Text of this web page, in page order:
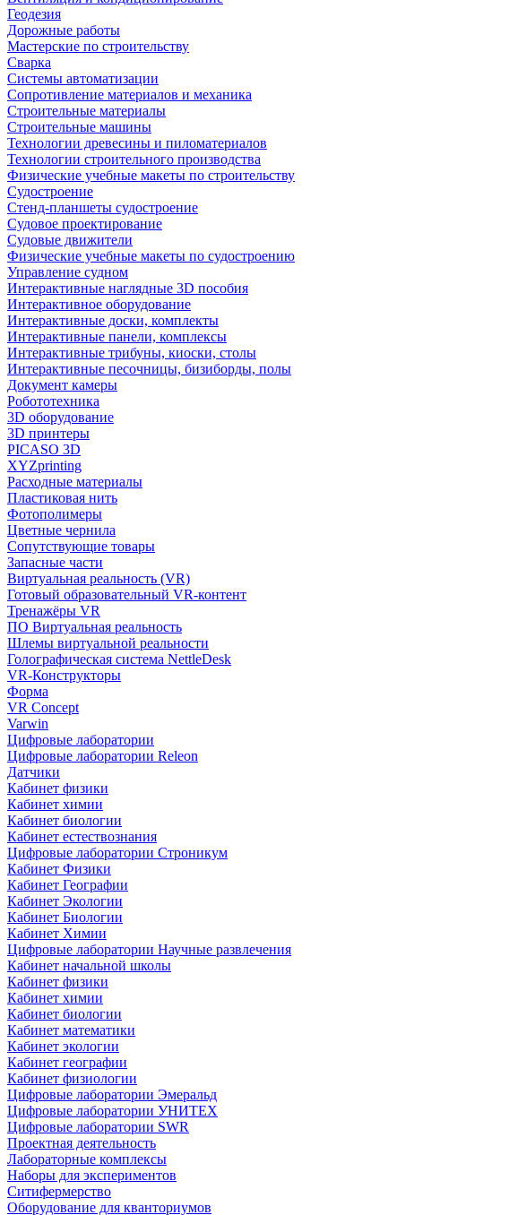
Геодезия
Дорожные работы
Мастерские по строительству
Сварка
Системы автоматизации
Сопротивление материалов и механика
Строительные материалы
Строительные машины
Технологии древесины и пиломатериалов
Технологии строительного производства
Физические учебные макеты по строительству
Судостроение
Стенд-планшеты судостроение
Судовое проектирование
Судовые движители
Физические учебные макеты по судостроению
Управление судном
Интерактивные наглядные 3D пособия
Интерактивное оборудование
Интерактивные доски, комплекты
Интерактивные панели, комплексы
Интерактивные трибуны, киоски, столы
Интерактивные песочницы, бизиборды, полы
Документ камеры
Робототехника
3D оборудование
3D принтеры
PICASO 3D
XYZprinting
Расходные материалы
Пластиковая нить
Фотополимеры
Цветные чернила
Сопутствующие товары
Запасные части
Виртуальная реальность (VR)
Готовый образовательный VR-контент
Тренажёры VR
ПО Виртуальная реальность
Шлемы виртуальной реальности
Голографическая система NettleDesk
VR-Конструкторы
Форма
VR Concept
Varwin
Цифровые лаборатории
Цифровые лаборатории Releon
Датчики
Кабинет физики
Кабинет химии
Кабинет биологии
Кабинет естествознания
Цифровые лаборатории Строникум
Кабинет Физики
Кабинет Географии
Кабинет Экологии
Кабинет Биологии
Кабинет Химии
Цифровые лаборатории Научные развлечения
Кабинет начальной школы
Кабинет физики
Кабинет химии
Кабинет биологии
Кабинет математики
Кабинет экологии
Кабинет географии
Кабинет физиологии
Цифровые лаборатории Эмеральд
Цифровые лаборатории УНИТЕХ
Цифровые лаборатории SWR
Проектная деятельность
Лабораторные комплексы
Наборы для экспериментов
Ситифермерство
Оборудование для кванториумов